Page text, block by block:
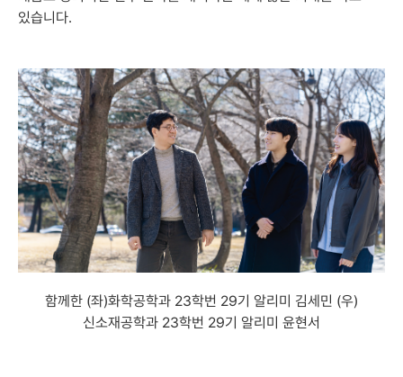
있습니다.
함께한 (좌)화학공학과 23학번 29기 알리미 김세민 (우)
신소재공학과 23학번 29기 알리미 윤현서